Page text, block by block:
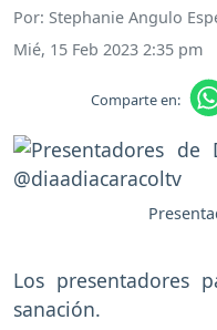
Por: Stephanie Angulo
Mié, 15 Feb 2023 2:35 pm
Comparte en:
Los presentadores
sanación.